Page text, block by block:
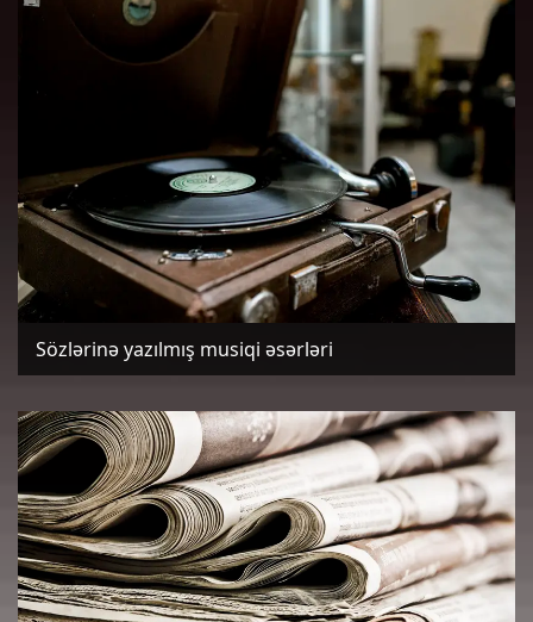
Sözlərinə yazılmış musiqi əsərləri